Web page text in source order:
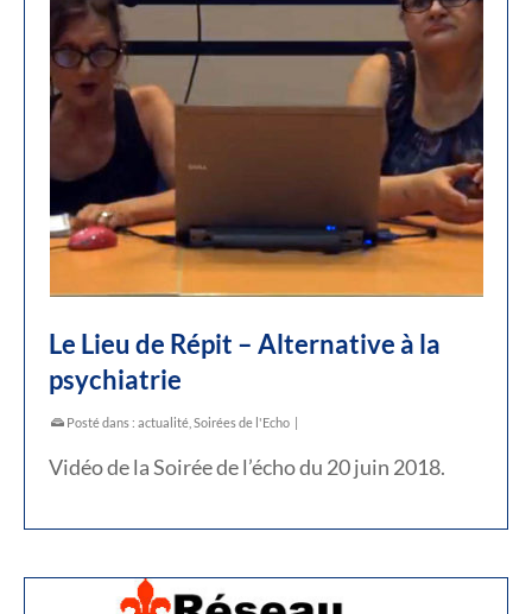
Le Lieu de Répit – Alternative à la
psychiatrie
Posté dans : actualité Soirées de l'Echo |
Vidéo de la Soirée de l’écho du 20 juin 2018.